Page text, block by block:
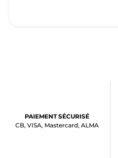
PAIEMENT SÉCURISÉ
CB, VISA, Mastercard, ALMA